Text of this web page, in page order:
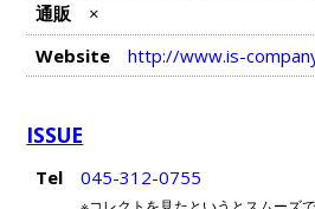
通販
×
Website
http://www.is-
ISSUE
Tel 045-312-0755